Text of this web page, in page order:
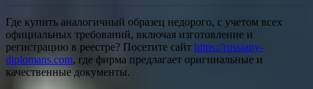
Где купить аналогичный образец недорого, с учетом всех
официальных требований, включая изготовление и
регистрацию в реестре? Посетите сайт https://russiany-
diplomans.com, где фирма предлагает оригинальные и
качественные документы.